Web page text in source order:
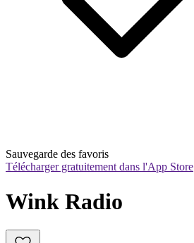
Sauvegarde des favoris
Télécharger gratuitement dans l'App Store
Wink Radio